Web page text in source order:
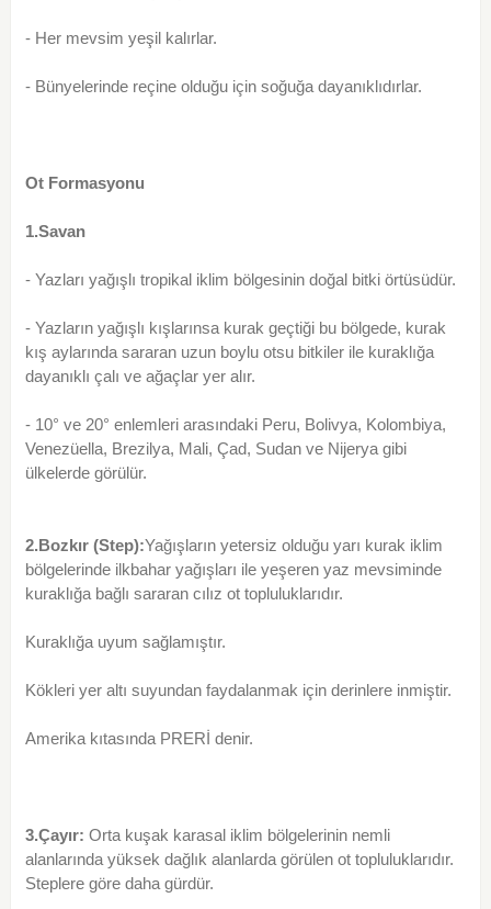
- Her mevsim yeşil kalırlar.
- Bünyelerinde reçine olduğu için soğuğa dayanıklıdırlar.
Ot Formasyonu
1.Savan
- Yazları yağışlı tropikal iklim bölgesinin doğal bitki örtüsüdür.
- Yazların yağışlı kışlarınsa kurak geçtiği bu bölgede, kurak
kış aylarında sararan uzun boylu otsu bitkiler ile kuraklığa
dayanıklı çalı ve ağaçlar yer alır.
- 10° ve 20° enlemleri arasındaki Peru, Bolivya, Kolombiya,
Venezüella, Brezilya, Mali, Çad, Sudan ve Nijerya gibi
ülkelerde görülür.
2.Bozkır (Step):Yağışların yetersiz olduğu yarı kurak iklim
bölgelerinde ilkbahar yağışları ile yeşeren yaz mevsiminde
kuraklığa bağlı sararan cılız ot topluluklarıdır.
Kuraklığa uyum sağlamıştır.
Kökleri yer altı suyundan faydalanmak için derinlere inmiştir.
Amerika kıtasında PRERİ denir.
3.Çayır: Orta kuşak karasal iklim bölgelerinin nemli
alanlarında yüksek dağlık alanlarda görülen ot topluluklarıdır.
Steplere göre daha gürdür.